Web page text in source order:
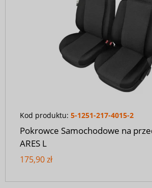
Kod produktu: 5-1251-217-4015-2
Pokrowce Samochodowe na
ARES L
175,90 zł